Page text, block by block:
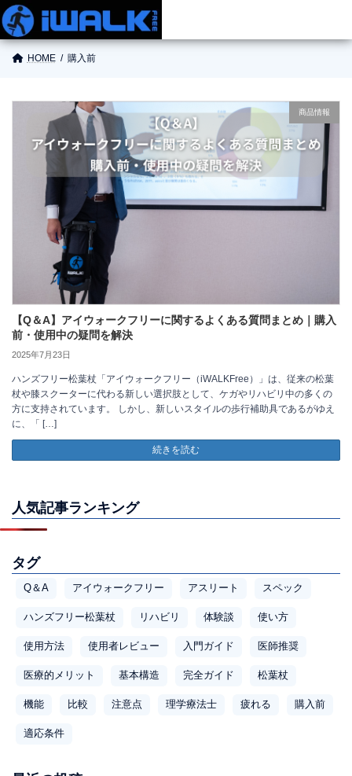
商品情報
使い方
ご購入
HOME 購入前
商品情報
【Q＆A】アイウォークフリーに関するよくある質問まとめ｜購入
前・使用中の疑問を解決
2025年7月23日
ハンズフリー松葉杖「アイウォークフリー（iWALKFree）」は、従来の松葉
杖や膝スクーターに代わる新しい選択肢として、ケガやリハビリ中の多くの
方に支持されています。 しかし、新しいスタイルの歩行補助具であるがゆえ
に、「 […]
続きを読む
人気記事ランキング
タグ
Q＆A アイウォークフリー アスリート スペック
ハンズフリー松葉杖 リハビリ 体験談 使い方
使用方法 使用者レビュー 入門ガイド 医師推奨
医療的メリット 基本構造 完全ガイド 松葉杖
機能 比較 注意点 理学療法士 疲れる 購入前
適応条件